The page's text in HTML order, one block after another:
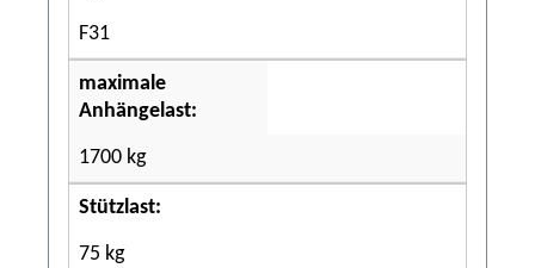
F31
maximale
Anhängelast:
1700 kg
Stützlast:
75 kg